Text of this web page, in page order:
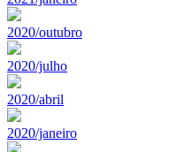
2020/outubro
2020/julho
2020/abril
2020/janeiro